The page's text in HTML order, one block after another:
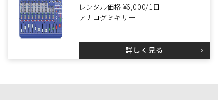
レンタル価格 ¥6,000/1日
アナログミキサー
詳しく見る